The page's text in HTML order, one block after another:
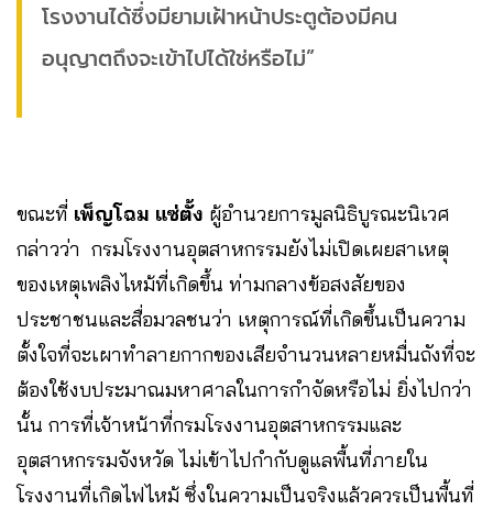
โรงงานได้ซึ่งมียามเฝ้าหน้าประตูต้องมีคน
อนุญาตถึงจะเข้าไปได้ใช่หรือไม่”
ขณะที่ เพ็ญโฉม แซ่ตั้ง ผู้อำนวยการมูลนิธิบูรณะนิเวศ
กล่าวว่า กรมโรงงานอุตสาหกรรมยังไม่เปิดเผยสาเหตุ
ของเหตุเพลิงไหม้ที่เกิดขึ้น ท่ามกลางข้อสงสัยของ
ประชาชนและสื่อมวลชนว่า เหตุการณ์ที่เกิดขึ้นเป็นความ
ตั้งใจที่จะเผาทำลายกากของเสียจำนวนหลายหมื่นถังที่จะ
ต้องใช้งบประมาณมหาศาลในการกำจัดหรือไม่ ยิ่งไปกว่า
นั้น การที่เจ้าหน้าที่กรมโรงงานอุตสาหกรรมและ
อุตสาหกรรมจังหวัด ไม่เข้าไปกำกับดูแลพื้นที่ภายใน
โรงงานที่เกิดไฟไหม้ ซึ่งในความเป็นจริงแล้วควรเป็นพื้นที่